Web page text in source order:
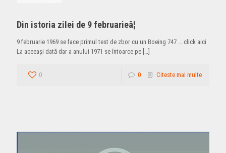
Din istoria zilei de 9 februarieâ¦
9 februarie 1969 se face primul test de zbor cu un Boeing 747 … click aici
La aceeaşi dată dar a anului 1971 se întoarce pe […]
0 0 Citeste mai multe